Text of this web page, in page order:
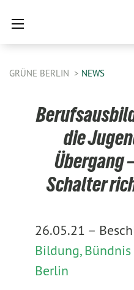
GRÜNE BERLIN NEWS
die
Übergang
Schalter
26.05.21 –
Bildung,
Berlin